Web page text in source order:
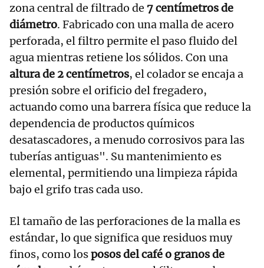
zona central de filtrado de 7 centímetros de
diámetro. Fabricado con una malla de acero
perforada, el filtro permite el paso fluido del
agua mientras retiene los sólidos. Con una
altura de 2 centímetros, el colador se encaja a
presión sobre el orificio del fregadero,
actuando como una barrera física que reduce la
dependencia de productos químicos
desatascadores, a menudo corrosivos para las
tuberías antiguas". Su mantenimiento es
elemental, permitiendo una limpieza rápida
bajo el grifo tras cada uso.
El tamaño de las perforaciones de la malla es
estándar, lo que significa que residuos muy
finos, como losposos del café o granos de